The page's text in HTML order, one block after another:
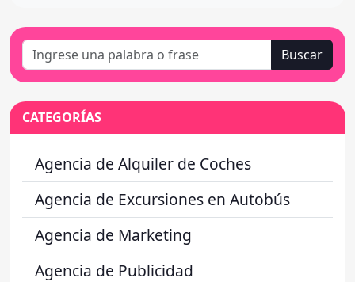
Buscar
CATEGORÍAS
Agencia de Alquiler de Coches
Agencia de Excursiones en Autobús
Agencia de Marketing
Agencia de Publicidad